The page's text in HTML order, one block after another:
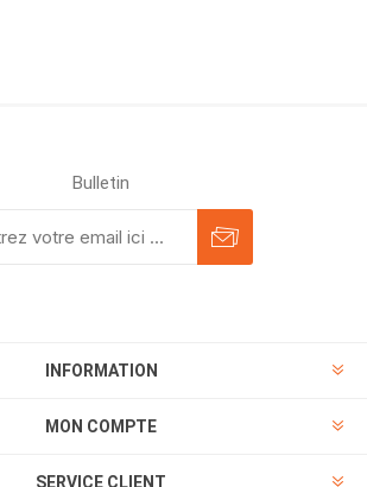
Bulletin
INFORMATION
MON COMPTE
SERVICE CLIENT